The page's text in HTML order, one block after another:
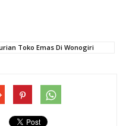
Toko Emas Di Wonogiri